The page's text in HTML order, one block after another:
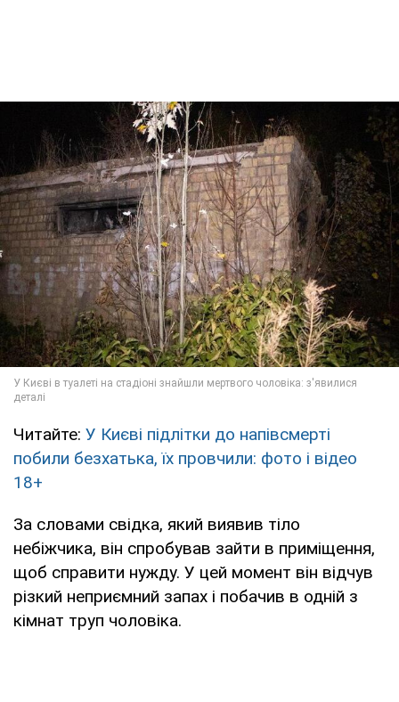
Читайте: У Києві підлітки до напівсмерті
побили безхатька, їх провчили: фото і відео
18+
За словами свідка, який виявив тіло
небіжчика, він спробував зайти в приміщення,
щоб справити нужду. У цей момент він відчув
різкий неприємний запах і побачив в одній з
кімнат труп чоловіка.